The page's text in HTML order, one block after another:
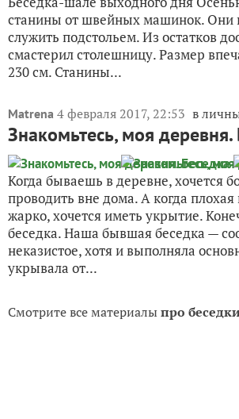
станины от швейных машинок. Они
служить подстольем. Из остатков
смастерил столешницу. Размер
230 см. Станины...
Matrena 4 февраля 2017, 22:53 в
Знакомьтесь, моя деревня.
Когда бываешь в деревне, хочется
проводить вне дома. А когда плохая
жарко, хочется иметь укрытие.
беседка. Наша бывшая беседка —
неказистое, хотя и выполняла
укрывала от...
Смотрите все материалыпро